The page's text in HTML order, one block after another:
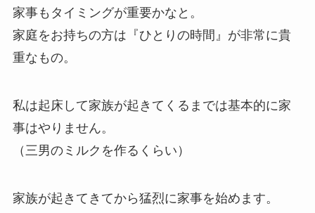
家事もタイミングが重要かなと。
家庭をお持ちの方は『ひとりの時間』が非常に貴
重なもの。
私は起床して家族が起きてくるまでは基本的に家
事はやりません。
（三男のミルクを作るくらい）
家族が起きてきてから猛烈に家事を始めます。